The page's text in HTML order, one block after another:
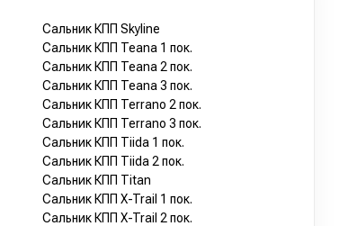
Сальник КПП Skyline
Сальник КПП Teana 1 пок.
Сальник КПП Teana 2 пок.
Сальник КПП Teana 3 пок.
Сальник КПП Terrano 2 пок.
Сальник КПП Terrano 3 пок.
Сальник КПП Tiida 1 пок.
Сальник КПП Tiida 2 пок.
Сальник КПП Titan
Сальник КПП X-Trail 1 пок.
Сальник КПП X-Trail 2 пок.